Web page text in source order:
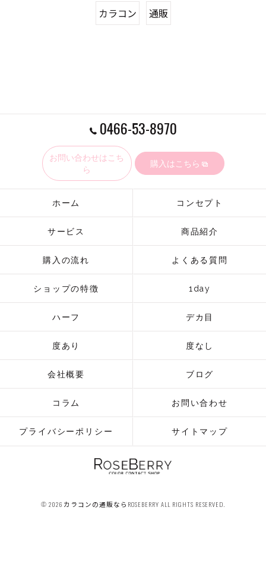
カラコン 通販
0466-53-8970
お問い合わせはこち
ら
購入はこちら
ホーム コンセプト
サービス 商品紹介
購入の流れ よくある質問
ショップの特徴 1day
ハーフ デカ目
度あり 度なし
会社概要 ブログ
コラム お問い合わせ
プライバシーポリシー サイトマップ
© 2026 カラコンの通販ならROSEBERRY ALL RIGHTS RESERVED.